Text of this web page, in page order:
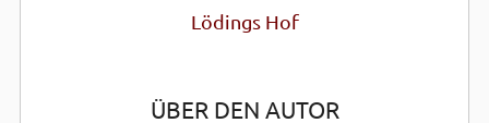
Lödings Hof
ÜBER DEN AUTOR